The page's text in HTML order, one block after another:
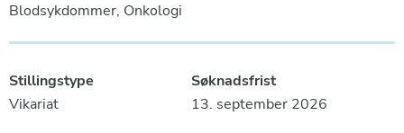
Blodsykdommer, Onkologi
Stillingstype
Vikariat
Søknadsfrist
13. september 2026